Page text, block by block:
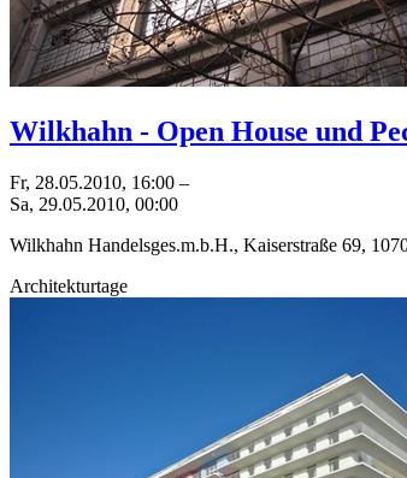
Wilkhahn - Open House und
Fr, 28.05.2010, 16:00 –
Sa, 29.05.2010, 00:00
Wilkhahn Handelsges.m.b.H., Kaiserstraße 69,
Architekturtage